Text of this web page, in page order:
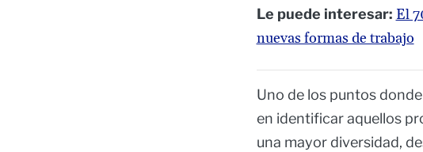
Le puede interesar: El
nuevas formas de trabajo
Uno de los puntos
en identificar aquellos
una mayor diversidad,